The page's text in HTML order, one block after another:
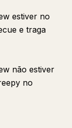
estiver no
e traga
não estiver
no